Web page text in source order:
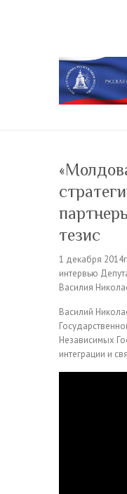
тезис
1 декабря
интервью
Василия
Василий
Независимых
интеграции и